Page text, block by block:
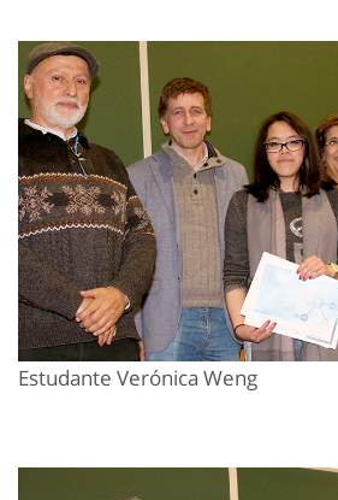
Estudante Verónica Weng